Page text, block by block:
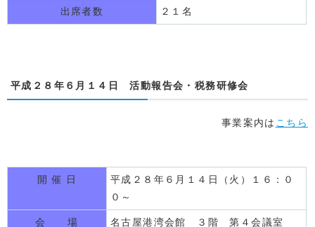
出席者数 ２１名
平成２８年６月１４日 活動報告会・税務研修会
事業案内は こちら
開 催 日
平成２８年６月１４日（火）１６：０
０～
会 場 名古屋港湾会館 ３階 第４会議室